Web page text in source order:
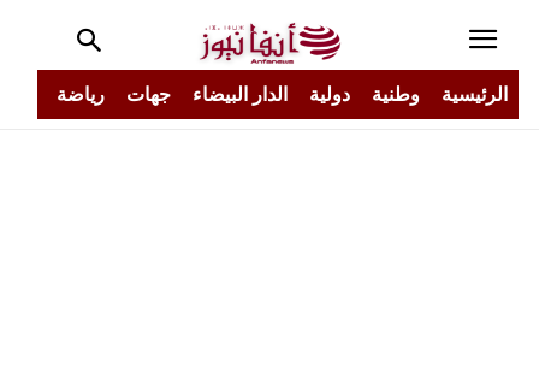
الرئيسية وطنية دولية الدار البيضاء جهات رياضة